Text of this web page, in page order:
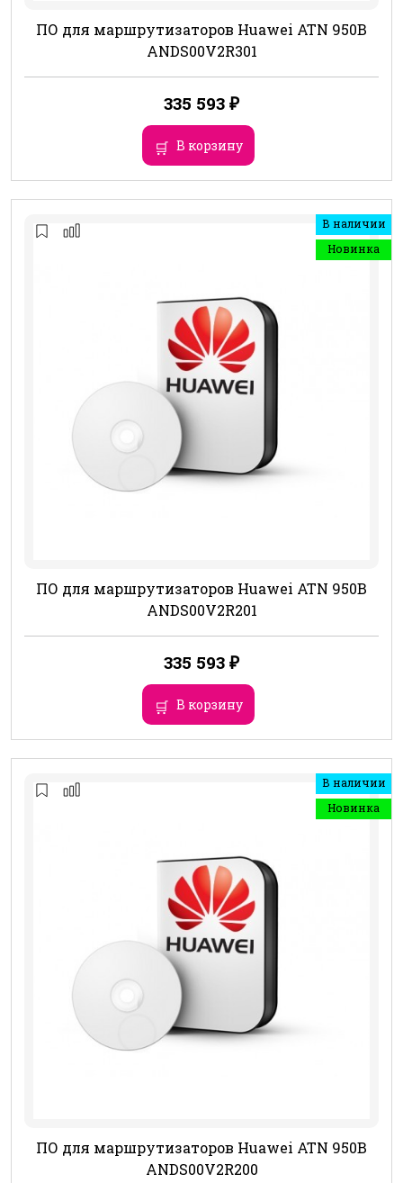
ПО для маршрутизаторов Huawei ATN 950B
ANDS00V2R301
335 593 ₽
В корзину
В наличии
Новинка
ПО для маршрутизаторов Huawei ATN 950B
ANDS00V2R201
335 593 ₽
В корзину
В наличии
Новинка
ПО для маршрутизаторов Huawei ATN 950B
ANDS00V2R200